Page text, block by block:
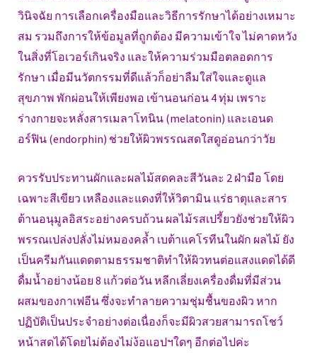
วินิจฉัย การเลือกเครื่องมือและวิธีการรักษาได้อย่างเหมาะ
สม รวมถึงการให้ข้อมูลที่ถูกต้อง มีความเข้าใจ ไม่คาดหวัง
ในสิ่งที่โอเวอร์เกินจริง และให้ความร่วมมือตลอดการ
รักษา เมื่อมีนวัตกรรมที่ดีแล้วก็อย่าลืมใส่ใจและดูแล
สุขภาพ พักผ่อนให้เพียงพอ เข้านอนก่อน 4 ทุ่ม เพราะ
ร่างกายจะหลั่งสารเมลาโทนิน (melatonin) และเอนด
อร์ฟิน (endorphin) ช่วยให้ผิวพรรณสดใสดูอ่อนกว่าวัย
ควรรับประทานผักและผลไม้สดคละสีวันละ 2 ฝ่ามือ โดย
เฉพาะสีเขียว เหลืองและแดงที่ให้วิตามิน แร่ธาตุและสาร
ต้านอนุมูลอิสระอย่างครบถ้วน ผลไม้รสเปรี้ยวยังช่วยให้ผิว
พรรณเปล่งปลั่งไม่หมองคล้ำ เบต้าแคโรทีนในผัก ผลไม้ ยัง
เป็นครีมกันแดดตามธรรมชาติทำให้ผิวทนต่อแสงแดดได้ดี
ดื่มน้ำอย่างน้อย 8 แก้วต่อวัน หลีกเลี่ยงเครื่องดื่มที่มีส่วน
ผสมของกาเฟอีน ซึ่งจะทำลายความชุ่มชื้นของผิว หาก
ปฏิบัติเป็นประจำอย่างต่อเนื่องก็จะมีผิวสวยสามารถโชว์
หน้าสดได้โดยไม่ต้องไม่ง้อแอปฯใดๆ อีกต่อไปค่ะ